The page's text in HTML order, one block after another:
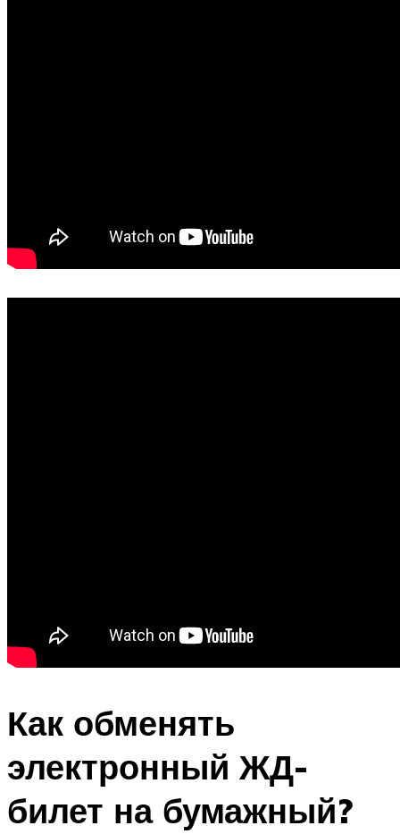
Как обменять
электронный ЖД-
билет на бумажный?